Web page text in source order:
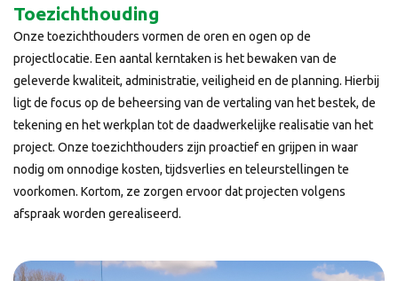
Toezichthouding
Onze toezichthouders vormen de oren en ogen op de
projectlocatie. Een aantal kerntaken is het bewaken van de
geleverde kwaliteit, administratie, veiligheid en de planning. Hierbij
ligt de focus op de beheersing van de vertaling van het bestek, de
tekening en het werkplan tot de daadwerkelijke realisatie van het
project. Onze toezichthouders zijn proactief en grijpen in waar
nodig om onnodige kosten, tijdsverlies en teleurstellingen te
voorkomen. Kortom, ze zorgen ervoor dat projecten volgens
afspraak worden gerealiseerd.